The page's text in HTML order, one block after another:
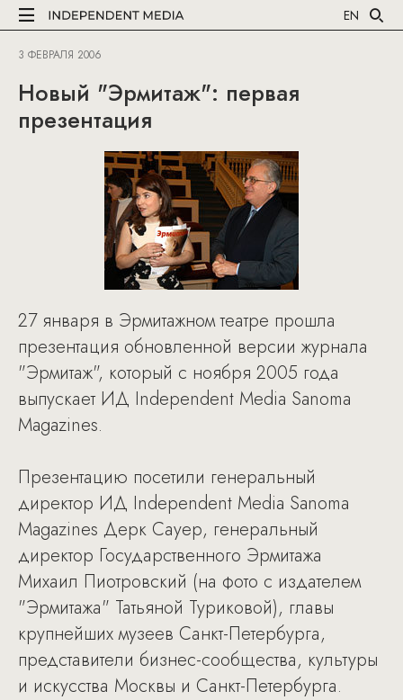
EN
3 ФЕВРАЛЯ 2006
Новый "Эрмитаж": первая
презентация
27 января в Эрмитажном театре прошла
презентация обновленной версии журнала
"Эрмитаж", который с ноября 2005 года
выпускает ИД Independent Media Sanoma
Magazines.
Презентацию посетили генеральный
директор ИД Independent Media Sanoma
Magazines Дерк Сауер, генеральный
директор Государственного Эрмитажа
Михаил Пиотровский (на фото с издателем
"Эрмитажа" Татьяной Туриковой), главы
крупнейших музеев Санкт-Петербурга,
представители бизнес-сообщества, культуры
и искусства Москвы и Санкт-Петербурга.